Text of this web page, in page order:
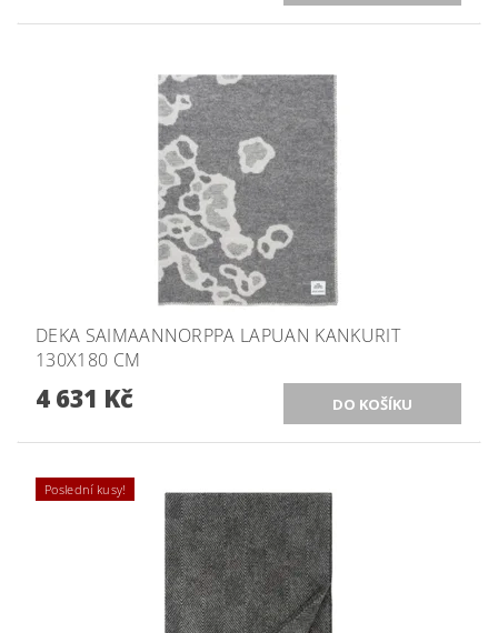
DEKA SAIMAANNORPPA LAPUAN KANKURIT
130X180 CM
4 631 Kč
Poslední kusy!